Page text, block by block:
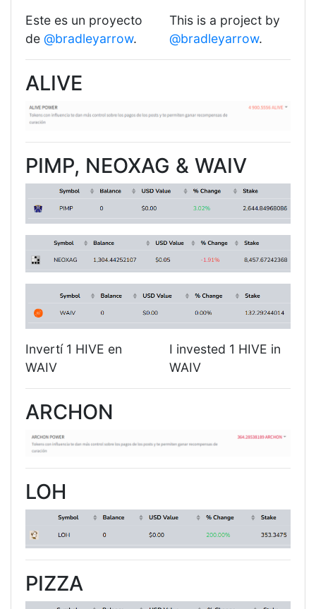
Este es un proyecto
de @bradleyarrow.
This is a project by
@bradleyarrow.
ALIVE
PIMP, NEOXAG & WAIV
Invertí 1 HIVE en
WAIV
I invested 1 HIVE in
WAIV
ARCHON
LOH
PIZZA